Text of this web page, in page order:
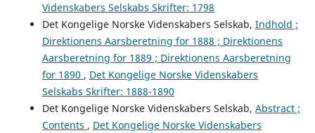
Videnskabers Selskabs Skrifter: 1798
Det Kongelige Norske Videnskabers Selskab, Indhold ;
Direktionens Aarsberetning for 1888 ; Direktionens
Aarsberetning for 1889 ; Direktionens Aarsberetning
for 1890 , Det Kongelige Norske Videnskabers
Selskabs Skrifter: 1888-1890
Det Kongelige Norske Videnskabers Selskab, Abstract ;
Contents , Det Kongelige Norske Videnskabers